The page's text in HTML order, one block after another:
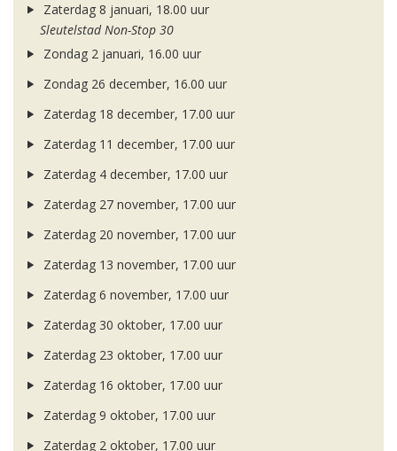
Zaterdag 8 januari, 18.00 uur
Sleutelstad Non-Stop 30
Zondag 2 januari, 16.00 uur
Zondag 26 december, 16.00 uur
Zaterdag 18 december, 17.00 uur
Zaterdag 11 december, 17.00 uur
Zaterdag 4 december, 17.00 uur
Zaterdag 27 november, 17.00 uur
Zaterdag 20 november, 17.00 uur
Zaterdag 13 november, 17.00 uur
Zaterdag 6 november, 17.00 uur
Zaterdag 30 oktober, 17.00 uur
Zaterdag 23 oktober, 17.00 uur
Zaterdag 16 oktober, 17.00 uur
Zaterdag 9 oktober, 17.00 uur
Zaterdag 2 oktober, 17.00 uur